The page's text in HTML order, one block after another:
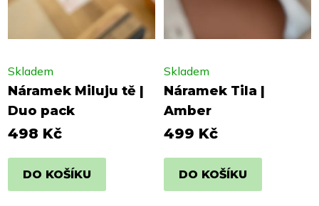
Náramek Miluju tě |
Duo pack
Skladem
498 Kč
DO KOŠÍKU
Náramek Tila |
Amber
Skladem
499 Kč
DO KOŠÍKU